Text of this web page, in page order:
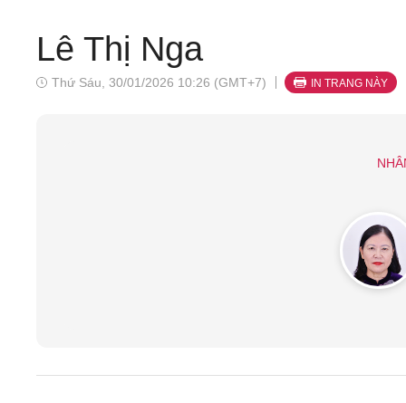
Lê Thị Nga
Thứ Sáu, 30/01/2026 10:26 (GMT+7) IN TRANG NÀY